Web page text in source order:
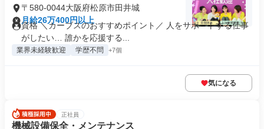
〒580-0044大阪府松原市田井城
月給26万400円以上
資格 ＼カーブスのおすすめポイント／ 人をサポートする仕事
がしたい… 誰かを応援する...
業界未経験歓迎 学歴不問 +7個
気になる
正社員
機械設備保全・メンテナンス